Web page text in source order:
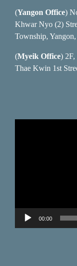
(Yangon Office)
Khwar Nyo (2)
Township,
(Myeik Office) 2F,
Thae Kwin 1st
00:00